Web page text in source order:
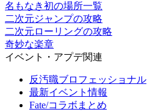
名もなき初の場所一覧
二次元ジャンプの攻略
二次元ローリングの攻略
奇妙な楽章
イベント・アプデ関連
反汚職ブロフェッショナル
最新イベント情報
Fate/コラボまとめ